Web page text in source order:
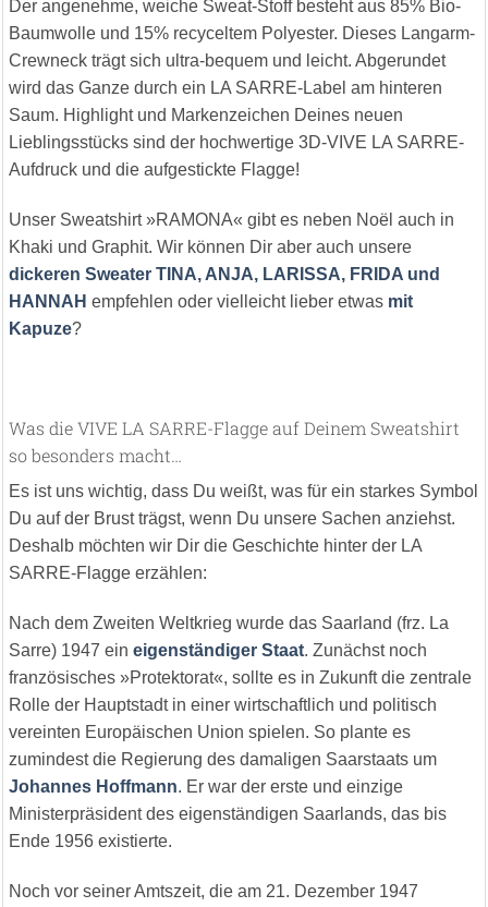
Der angenehme, weiche Sweat-Stoff besteht aus 85% Bio-
Baumwolle und 15% recyceltem Polyester. Dieses Langarm-
Crewneck trägt sich ultra-bequem und leicht. Abgerundet
wird das Ganze durch ein LA SARRE-Label am hinteren
Saum. Highlight und Markenzeichen Deines neuen
Lieblingsstücks sind der hochwertige 3D-VIVE LA SARRE-
Aufdruck und die aufgestickte Flagge!
Unser Sweatshirt »RAMONA« gibt es neben Noël auch in
Khaki und Graphit. Wir können Dir aber auch unsere
dickeren Sweater TINA, ANJA, LARISSA, FRIDA und
HANNAH empfehlen oder vielleicht lieber etwas mit
Kapuze?
Was die VIVE LA SARRE-Flagge auf Deinem Sweatshirt
so besonders macht…
Es ist uns wichtig, dass Du weißt, was für ein starkes Symbol
Du auf der Brust trägst, wenn Du unsere Sachen anziehst.
Deshalb möchten wir Dir die Geschichte hinter der LA
SARRE-Flagge erzählen:
Nach dem Zweiten Weltkrieg wurde das Saarland (frz. La
Sarre) 1947 ein eigenständiger Staat. Zunächst noch
französisches »Protektorat«, sollte es in Zukunft die zentrale
Rolle der Hauptstadt in einer wirtschaftlich und politisch
vereinten Europäischen Union spielen. So plante es
zumindest die Regierung des damaligen Saarstaats um
Johannes Hoffmann. Er war der erste und einzige
Ministerpräsident des eigenständigen Saarlands, das bis
Ende 1956 existierte.
Noch vor seiner Amtszeit, die am 21. Dezember 1947